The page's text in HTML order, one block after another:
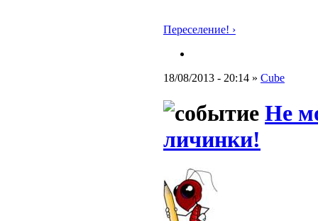
Переселение! ›
18/08/2013 - 20:14 » Cube
Не
личинки!